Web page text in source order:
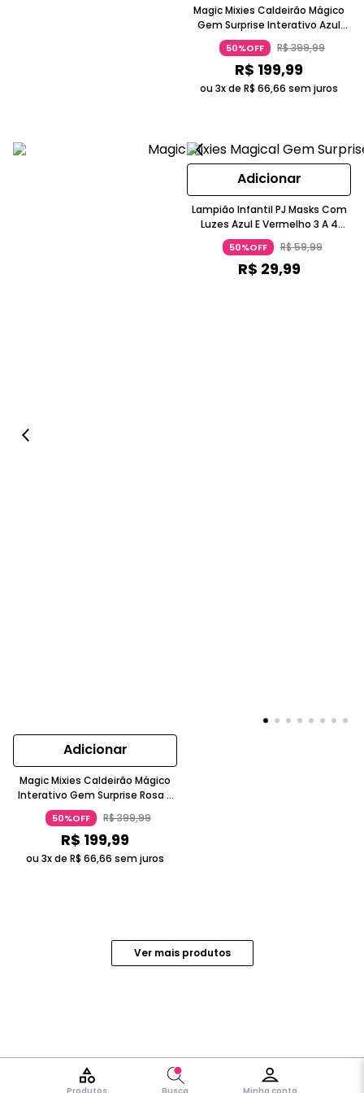
Magic Mixies Caldeirão Mágico
Gem Surprise Interativo Azul
Para 5 Anos Candide
50%OFF R$399,99
R$ 199,99
ou 3x de R$ 66,66 sem juros
Adicionar
Magic Mixies Caldeirão Mágico
Interativo Gem Surprise Rosa 5
Anos Candide
50%OFF R$399,99
R$ 199,99
ou 3x de R$ 66,66 sem juros
Adicionar
Lampião Infantil PJ Masks Com
Luzes Azul E Vermelho 3 A 4
Anos Candide
50%OFF R$59,99
R$ 29,99